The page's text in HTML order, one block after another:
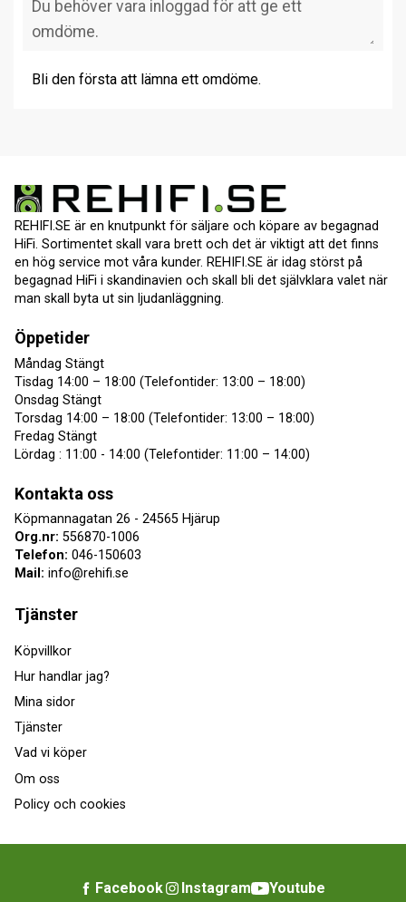
Bli den första att lämna ett omdöme.
REHIFI.SE är en knutpunkt för säljare och köpare av begagnad
HiFi. Sortimentet skall vara brett och det är viktigt att det finns
en hög service mot våra kunder. REHIFI.SE är idag störst på
begagnad HiFi i skandinavien och skall bli det självklara valet när
man skall byta ut sin ljudanläggning.
Öppetider
Måndag Stängt
Tisdag 14:00 – 18:00 (Telefontider: 13:00 – 18:00)
Onsdag Stängt
Torsdag 14:00 – 18:00 (Telefontider: 13:00 – 18:00)
Fredag Stängt
Lördag : 11:00 - 14:00 (Telefontider: 11:00 – 14:00)
Kontakta oss
Köpmannagatan 26 - 24565 Hjärup
Org.nr: 556870-1006
Telefon: 046-150603
Mail: info@rehifi.se
Tjänster
Köpvillkor
Hur handlar jag?
Mina sidor
Tjänster
Vad vi köper
Om oss
Policy och cookies
Facebook Instagram Youtube